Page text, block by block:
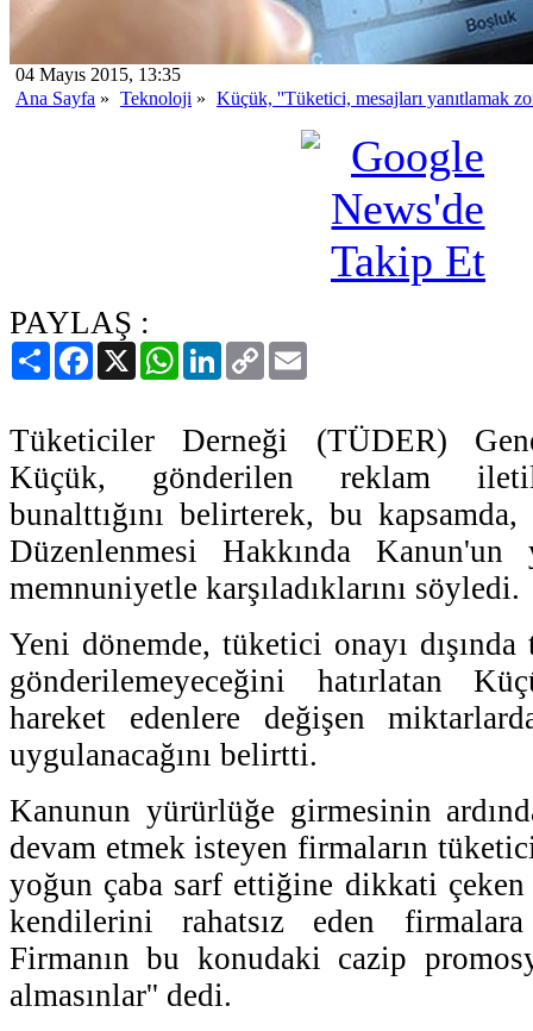
04 Mayıs 2015, 13:35
Ana Sayfa » Teknoloji » Küçük, ''Tüketici, mesajları yanıtlamak
PAYLAŞ :
PaylaşFacebook
X WhatsAppLinkedIn
Copy
Link
Tüketiciler Derneği (TÜDER)
Küçük, gönderilen reklam
bunalttığını belirterek, bu
Düzenlenmesi Hakkında
memnuniyetle karşıladıklarını söyledi.
Yeni dönemde, tüketici onayı
gönderilemeyeceğini hatırlatan
hareket edenlere değişen
uygulanacağını belirtti.
Kanunun yürürlüğe girmesinin
devam etmek isteyen firmaların
yoğun çaba sarf ettiğine dikkati
kendilerini rahatsız eden
Firmanın bu konudaki cazip
almasınlar'' dedi.